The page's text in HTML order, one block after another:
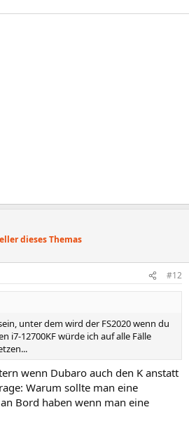
dieses Themas
#12
unter dem wird der FS2020 wenn du
i7-12700KF würde ich auf alle Fälle
wenn Dubaro auch den K anstatt
Warum sollte man eine
Bord haben wenn man eine